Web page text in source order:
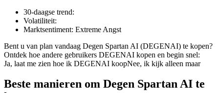
USDC-futures
Futures met USDC als onderpand
30-daagse trend:
Volatiliteit:
Marktsentiment: Extreme Angst
Bent u van plan vandaag Degen Spartan AI (DEGENAI) te kopen?
Ontdek hoe andere gebruikers DEGENAI kopen en begin snel:
Ja, laat me zien hoe ik DEGENAI koopNee, ik kijk alleen maar
Beste manieren om Degen Spartan AI te